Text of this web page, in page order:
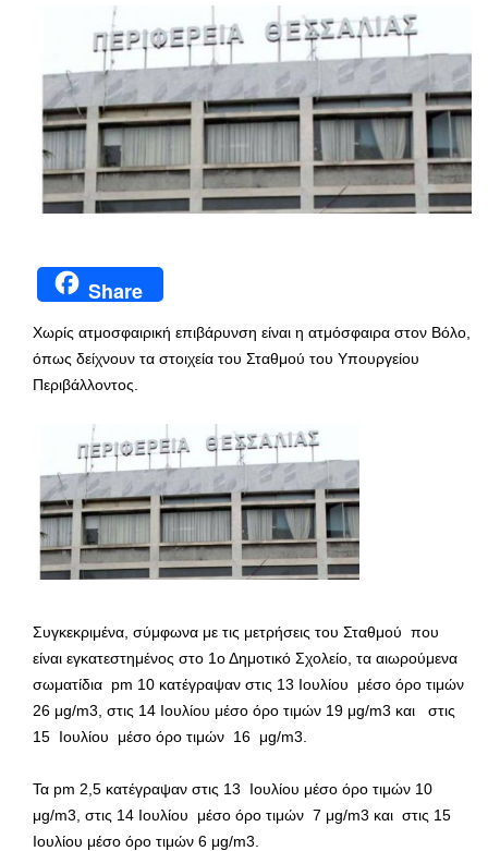
Share
Χωρίς ατμοσφαιρική επιβάρυνση είναι η ατμόσφαιρα στον Βόλο,
όπως δείχνουν τα στοιχεία του Σταθμού του Υπουργείου
Περιβάλλοντος.
Συγκεκριμένα, σύμφωνα με τις μετρήσεις του Σταθμού που
είναι εγκατεστημένος στο 1ο Δημοτικό Σχολείο, τα αιωρούμενα
σωματίδια pm 10 κατέγραψαν στις 13 Ιουλίου μέσο όρο τιμών
26 μg/m3, στις 14 Ιουλίου μέσο όρο τιμών 19 μg/m3 και στις
15 Ιουλίου μέσο όρο τιμών 16 μg/m3.
Τα pm 2,5 κατέγραψαν στις 13 Ιουλίου μέσο όρο τιμών 10
μg/m3, στις 14 Ιουλίου μέσο όρο τιμών 7 μg/m3 και στις 15
Ιουλίου μέσο όρο τιμών 6 μg/m3.